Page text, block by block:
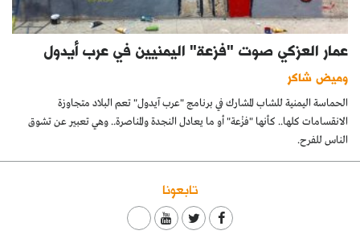
عمار العزكي صوت "فزعة" اليمنيين في عرب أيدول
وميض شاكر
الحماسة اليمنية للشاب المشارك في برنامج "عرب آيدول" تعم البلاد متجاوزة
الانقسامات كلها.. كأنها "فزْعة" أو ما يعادل النجدة والمناصرة.. وهي تعبير عن تشوق
الناس للفرح.
تابعونا